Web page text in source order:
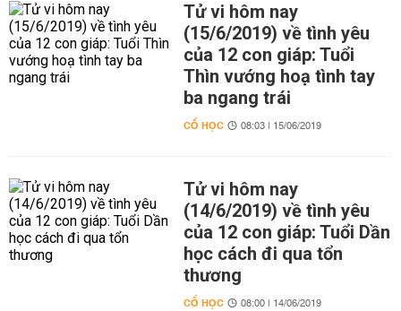
Tử vi hôm nay
(15/6/2019) về tình yêu
của 12 con giáp: Tuổi
Thìn vướng hoạ tình tay
ba ngang trái
CỔ HỌC 08:03 | 15/06/2019
Tử vi hôm nay
(14/6/2019) về tình yêu
của 12 con giáp: Tuổi Dần
học cách đi qua tổn
thương
CỔ HỌC 08:00 | 14/06/2019